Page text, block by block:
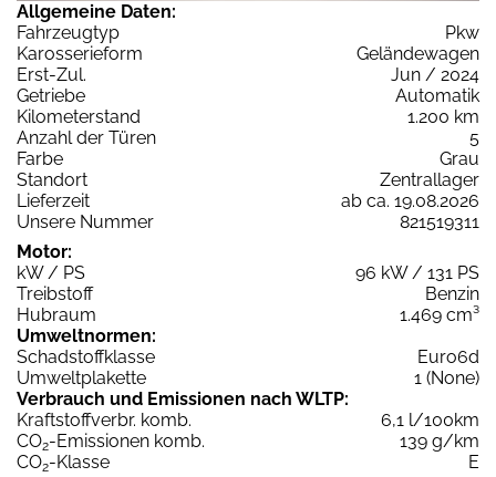
Allgemeine Daten:
Fahrzeugtyp
Pkw
Karosserieform
Geländewagen
Erst-Zul.
Jun / 2024
Getriebe
Automatik
Kilometerstand
1.200 km
Anzahl der Türen
5
Farbe
Grau
Standort
Zentrallager
Lieferzeit
ab ca. 19.08.2026
Unsere Nummer
821519311
Motor:
kW / PS
96 kW / 131 PS
Treibstoff
Benzin
Hubraum
1.469 cm³
Umweltnormen:
Schadstoffklasse
Euro6d
Umweltplakette
1 (None)
Verbrauch und Emissionen nach WLTP:
Kraftstoffverbr. komb.
6,1 l/100km
CO2-Emissionen komb.
139 g/km
CO2-Klasse
E